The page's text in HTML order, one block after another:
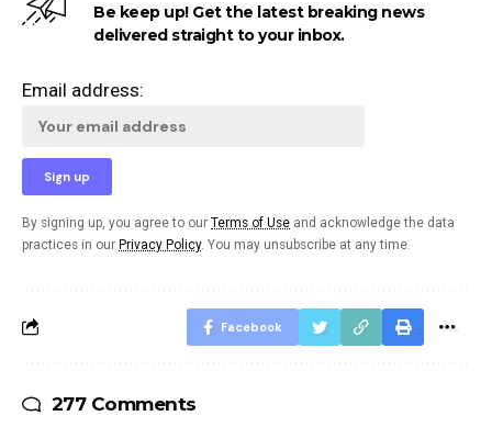
Be keep up! Get the latest breaking news
delivered straight to your inbox.
Email address:
By signing up, you agree to our Terms of Use and acknowledge the data
practices in our Privacy Policy. You may unsubscribe at any time.
Facebook
277 Comments